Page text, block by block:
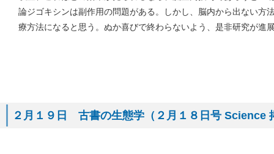
論ジゴキシンは副作用の問題がある。しかし、脳内から出ない方
療方法になると思う。ぬか喜びで終わらないよう、是非研究が進
２月１９日 古書の生態学（２月１８日号 Science